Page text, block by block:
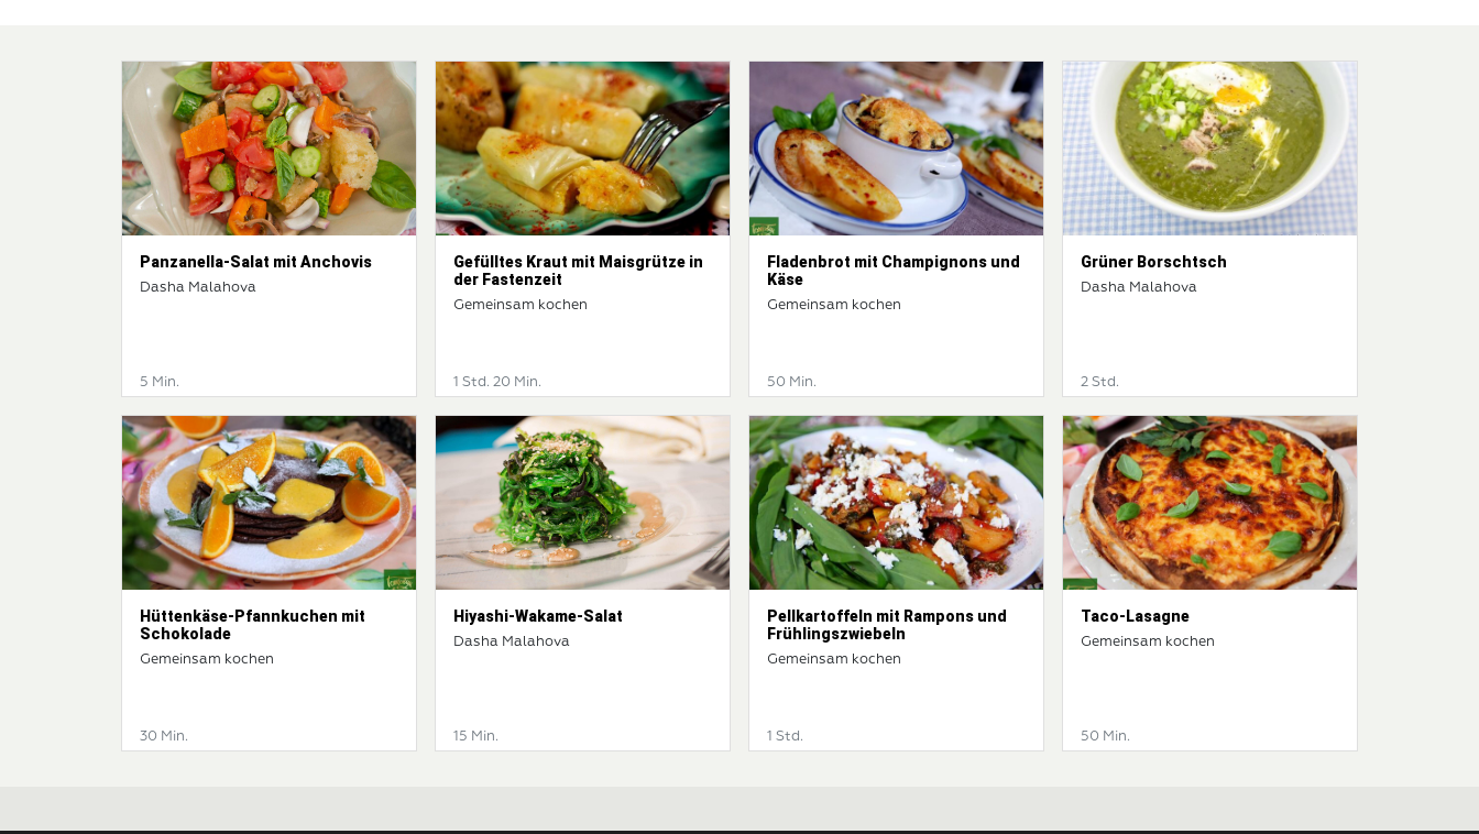
Panzanella-Salat mit Anchovis
Dasha Malahova
5 Min.
Gefülltes Kraut mit Maisgrütze in
der Fastenzeit
Gemeinsam kochen
1 Std. 20 Min.
Fladenbrot mit Champignons und
Käse
Gemeinsam kochen
50 Min.
Grüner Borschtsch
Dasha Malahova
2 Std.
Hüttenkäse-Pfannkuchen mit
Schokolade
Gemeinsam kochen
30 Min.
Hiyashi-Wakame-Salat
Dasha Malahova
15 Min.
Pellkartoffeln mit Rampons und
Frühlingszwiebeln
Gemeinsam kochen
1 Std.
Taco-Lasagne
Gemeinsam kochen
50 Min.